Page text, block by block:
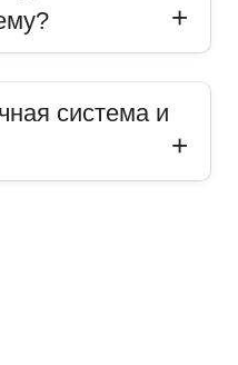
система и